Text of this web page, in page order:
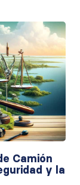
Camión
y la